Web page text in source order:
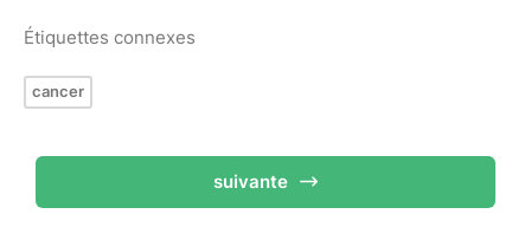
Étiquettes connexes
cancer
suivante